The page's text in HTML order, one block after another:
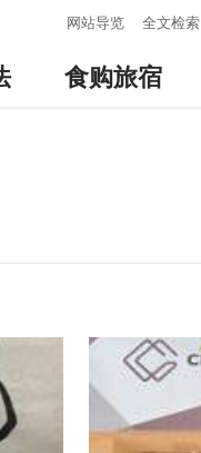
网站导览 全文检索
食购旅宿